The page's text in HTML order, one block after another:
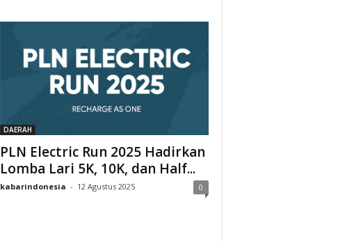
DAERAH
PLN Electric Run 2025 Hadirkan
Lomba Lari 5K, 10K, dan Half...
kabarindonesia - 12 Agustus 2025 0